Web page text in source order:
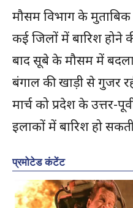
मौसम विभाग के
कई जिलों में बारिश होने
बाद सूबे के मौसम में
बंगाल की खाड़ी से गुजर
मार्च को प्रदेश के उत्तर-
इलाकों में बारिश हो